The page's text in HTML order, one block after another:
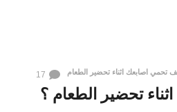
تحمي اصابعك اثناء تحضير الطعام 17
تحضير الطعام ؟